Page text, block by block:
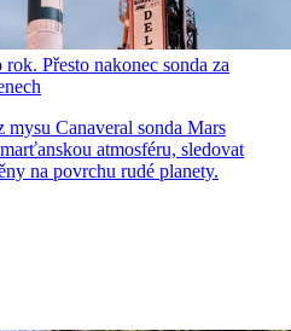
Přesto nakonec sonda za
mysu Canaveral sonda Mars
atmosféru, sledovat
na povrchu rudé planety.